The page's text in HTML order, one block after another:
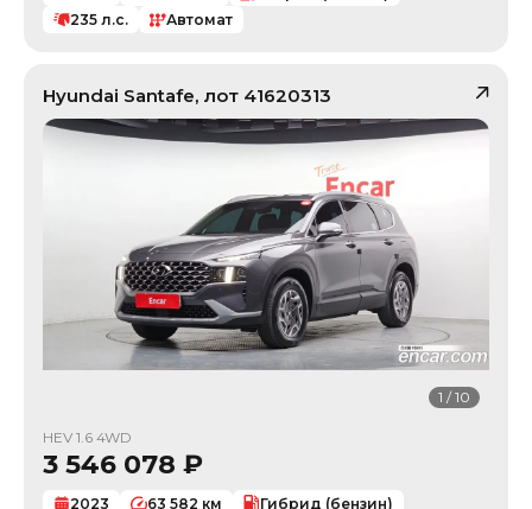
235 л.с. Автомат
Hyundai Santafe, лот 41620313
1 /10
HEV 1.6 4WD
3 546 078 ₽
2023 63 582 км
Гибрид (бензин)